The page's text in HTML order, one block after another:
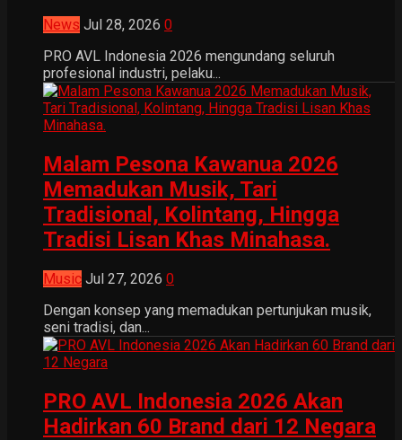
News Jul 28, 2026 0
PRO AVL Indonesia 2026 mengundang seluruh
profesional industri, pelaku...
Malam Pesona Kawanua 2026
Memadukan Musik, Tari
Tradisional, Kolintang, Hingga
Tradisi Lisan Khas Minahasa.
Music Jul 27, 2026 0
Dengan konsep yang memadukan pertunjukan musik,
seni tradisi, dan...
PRO AVL Indonesia 2026 Akan
Hadirkan 60 Brand dari 12 Negara